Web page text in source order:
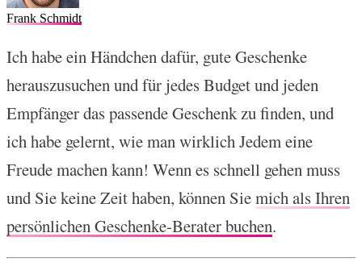
Frank Schmidt
Ich habe ein Händchen dafür, gute Geschenke
herauszusuchen und für jedes Budget und jeden
Empfänger das passende Geschenk zu finden, und
ich habe gelernt, wie man wirklich Jedem eine
Freude machen kann! Wenn es schnell gehen muss
und Sie keine Zeit haben, können Siemich als Ihren
persönlichen Geschenke-Berater buchen.